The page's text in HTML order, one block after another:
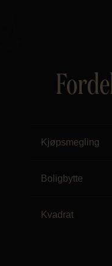
Kjøpsmegling
Boligbytte
Kvadrat